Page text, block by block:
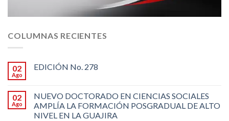
COLUMNAS RECIENTES
02
Ago
EDICIÓN No. 278
02
Ago
NUEVO DOCTORADO EN CIENCIAS SOCIALES
AMPLÍA LA FORMACIÓN POSGRADUAL DE ALTO
NIVEL EN LA GUAJIRA